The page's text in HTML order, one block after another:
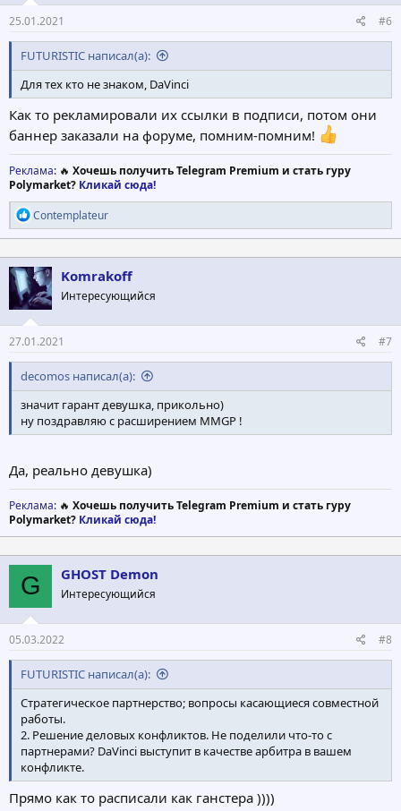
25.01.2021 #6
FUTURISTIC написал(а):
Для тех кто не знаком, DaVinci
Как то рекламировали их ссылки в подписи, потом они
баннер заказали на форуме, помним-помним!
Реклама: 🔥 Хочешь получить Telegram Premium и стать гуру
Polymarket? Кликай сюда!
Р
е
а
к
ц
и
и
:
Contemplateur
Komrakoff
Интересующийся
27.01.2021 #7
decomos написал(а):
значит гарант девушка, прикольно)
ну поздравляю с расширением MMGP !
Да, реально девушка)
Реклама: 🔥 Хочешь получить Telegram Premium и стать гуру
Polymarket? Кликай сюда!
G GHOST Demon
Интересующийся
05.03.2022 #8
FUTURISTIC написал(а):
Стратегическое партнерство; вопросы касающиеся совместной
работы.
2. Решение деловых конфликтов. Не поделили что-то с
партнерами? DaVinci выступит в качестве арбитра в вашем
конфликте.
Прямо как то расписали как ганстера ))))